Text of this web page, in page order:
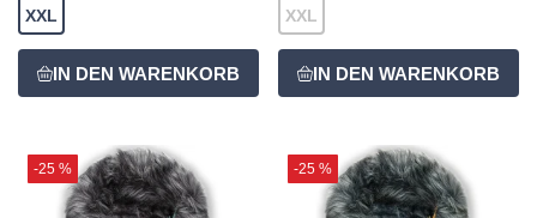
XXL XXL
-25 % -25 %